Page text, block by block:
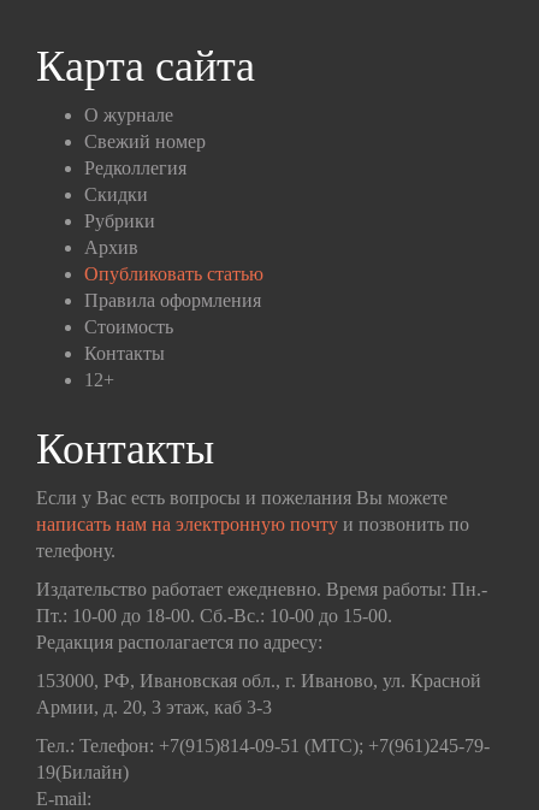
Карта сайта
О журнале
Свежий номер
Редколлегия
Скидки
Рубрики
Архив
Опубликовать статью
Правила оформления
Стоимость
Контакты
12+
Контакты
Если у Вас есть вопросы и пожелания Вы можете
написать нам на электронную почту и позвонить по
телефону.
Издательство работает ежедневно. Время работы: Пн.-
Пт.: 10-00 до 18-00. Сб.-Вс.: 10-00 до 15-00.
Редакция располагается по адресу:
153000, РФ, Ивановская обл., г. Иваново, ул. Красной
Армии, д. 20, 3 этаж, каб 3-3
Тел.: Телефон: +7(915)814-09-51 (МТС); +7(961)245-79-
19(Билайн)
E-mail: